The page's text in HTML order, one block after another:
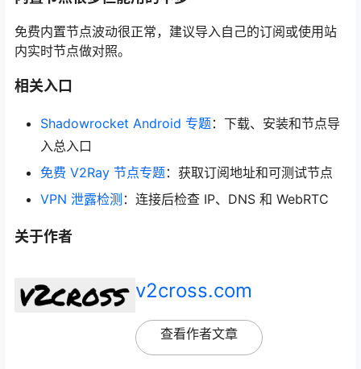
免费内置节点波动很正常，建议导入自己的订阅或使用站
内实时节点做对照。
相关入口
Shadowrocket Android 专题：下载、安装和节点导
入总入口
免费 V2Ray 节点专题：获取订阅地址和可测试节点
VPN 泄露检测 ：连接后检查 IP、DNS 和 WebRTC
关于作者
v2cross.com
查看作者文章